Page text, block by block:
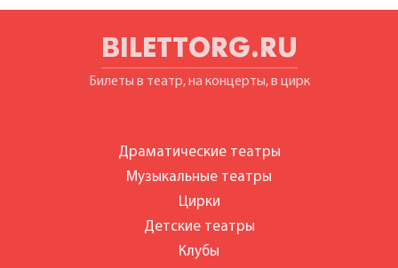
BILETTORG.RU
Билеты в театр, на концерты, в цирк
Драматические театры
Музыкальные театры
Цирки
Детские театры
Клубы